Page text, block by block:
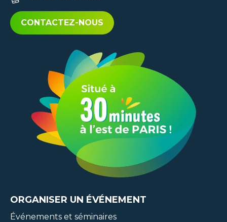
CONTACTEZ-NOUS
ORGANISER UN ÉVÉNEMENT
Événements et séminaires